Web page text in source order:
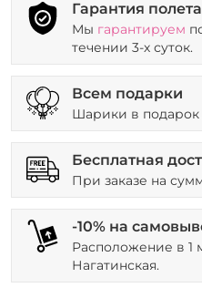
Гарантия
Мы гарантируем
течении 3-х суток.
Всем подарки
Шарики в подарок
Бесплатная
При заказе на
-10% на
Расположение в 1
Нагатинская.